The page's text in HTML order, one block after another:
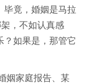
毕竟，婚姻是马拉
，不如认真感
？如果是，那管它
姻家庭报告、某